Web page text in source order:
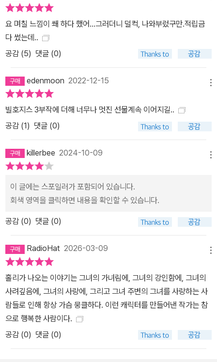
요 며칠 느낌이 쐐 하다 했어...그러더니 덜컥, 나와부렀구만.적립금
다 썼는데..
공감 (5) 댓글 (0)
edenmoon 2022-12-15
빌호지스 3부작에 더해 너무나 멋진 선물계속 이어지길..
공감 (1) 댓글 (0)
killerbee 2024-10-09
이 글에는 스포일러가 포함되어 있습니다.
회색 영역을 클릭하면 내용을 확인할 수 있습니다.
공감 (0) 댓글 (0)
RadioHat 2026-03-09
홀리가 나오는 이야기는 그녀의 가녀림에, 그녀의 강인함에, 그녀의
사려깊음에, 그녀의 사랑에, 그리고 그녀 주변의 그녀를 사랑하는 사
람들로 인해 항상 가슴 뭉클하다. 이런 캐릭터를 만들어낸 작가는 참
으로 행복한 사람이다.
공감 (0) 댓글 (0)